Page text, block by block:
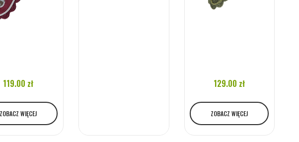
119.00 zł
ZOBACZ WIĘCEJ
129.00 zł
ZOBACZ WIĘCEJ